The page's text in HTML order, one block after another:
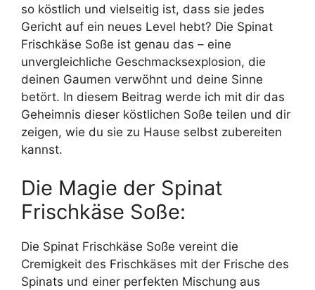
so köstlich und vielseitig ist, dass sie jedes
Gericht auf ein neues Level hebt? Die Spinat
Frischkäse Soße ist genau das – eine
unvergleichliche Geschmacksexplosion, die
deinen Gaumen verwöhnt und deine Sinne
betört. In diesem Beitrag werde ich mit dir das
Geheimnis dieser köstlichen Soße teilen und dir
zeigen, wie du sie zu Hause selbst zubereiten
kannst.
Die Magie der Spinat
Frischkäse Soße:
Die Spinat Frischkäse Soße vereint die
Cremigkeit des Frischkäses mit der Frische des
Spinats und einer perfekten Mischung aus